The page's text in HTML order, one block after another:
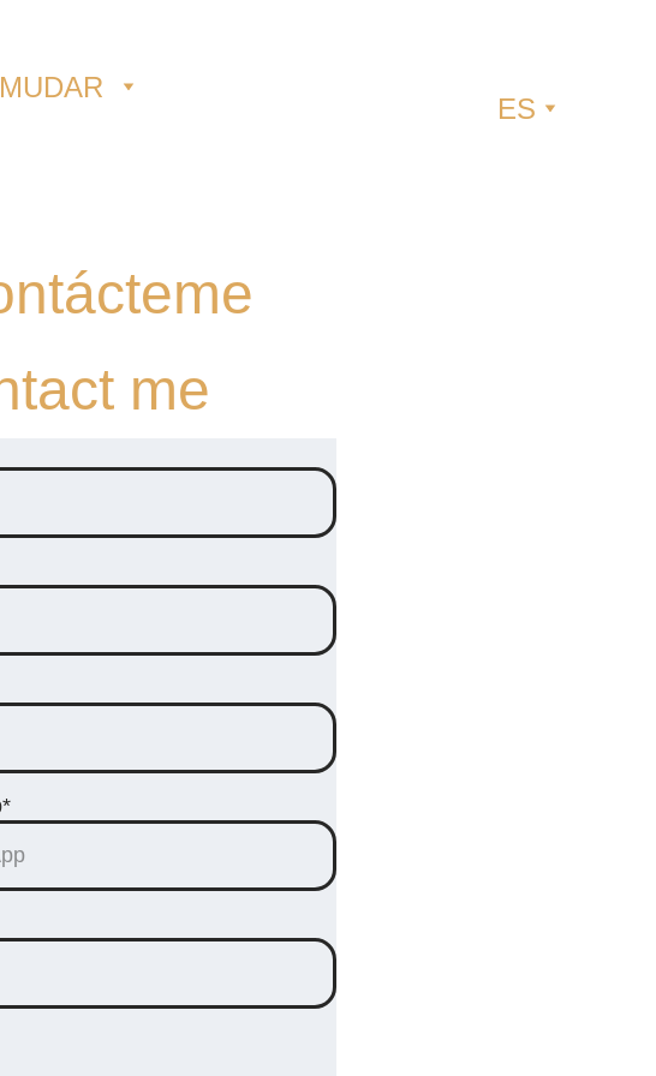
MUDAR
ES
me